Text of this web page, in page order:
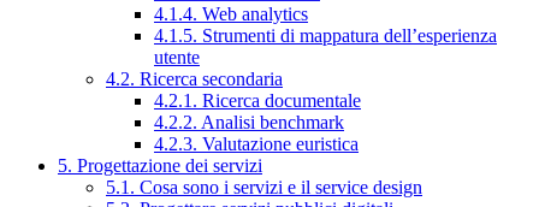
4.1.4. Web analytics
4.1.5. Strumenti di mappatura dell’esperienza
utente
4.2. Ricerca secondaria
4.2.1. Ricerca documentale
4.2.2. Analisi benchmark
4.2.3. Valutazione euristica
5. Progettazione dei servizi
5.1. Cosa sono i servizi e il service design